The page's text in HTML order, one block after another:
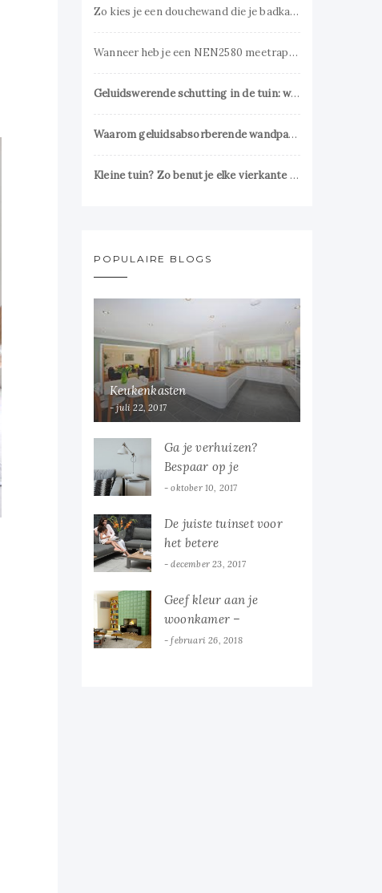
Zo kies je een douchewand die je badkamer groter laat lijken
Wanneer heb je een NEN2580 meetrapport verplicht nodig?
Geluidswerende schutting in de tuin: wanneer is het de moeite waard?
Waarom geluidsabsorberende wandpanelen essentieel zijn voor een prettig interieur
Kleine tuin? Zo benut je elke vierkante meter slim
POPULAIRE BLOGS
Keukenkasten
juli 22, 2017
Ga je verhuizen?
Bespaar op je
energierekening!
oktober 10, 2017
De juiste tuinset voor
het betere
buitenleven
december 23, 2017
Geef kleur aan je
woonkamer –
Colorblocking trend
februari 26, 2018